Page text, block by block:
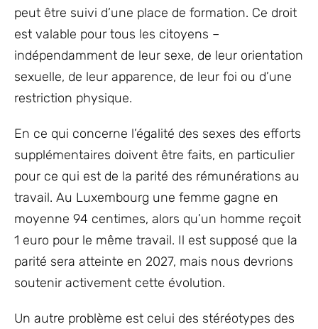
peut être suivi d’une place de formation. Ce droit
est valable pour tous les citoyens –
indépendamment de leur sexe, de leur orientation
sexuelle, de leur apparence, de leur foi ou d’une
restriction physique.
En ce qui concerne l’égalité des sexes des efforts
supplémentaires doivent être faits, en particulier
pour ce qui est de la parité des rémunérations au
travail. Au Luxembourg une femme gagne en
moyenne 94 centimes, alors qu’un homme reçoit
1 euro pour le même travail. Il est supposé que la
parité sera atteinte en 2027, mais nous devrions
soutenir activement cette évolution.
Un autre problème est celui des stéréotypes des